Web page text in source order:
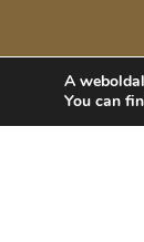
A
You can